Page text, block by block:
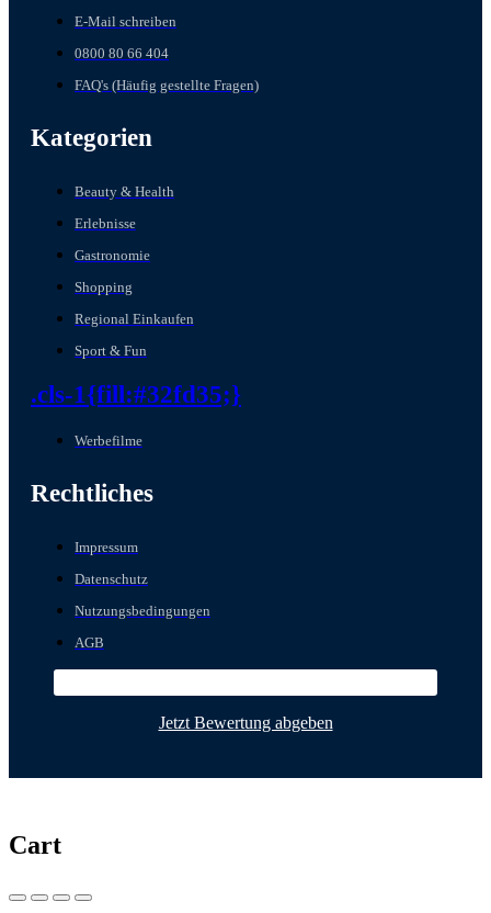
E-Mail schreiben
0800 80 66 404
FAQ's (Häufig gestellte Fragen)
Kategorien
Beauty & Health
Erlebnisse
Gastronomie
Shopping
Regional Einkaufen
Sport & Fun
.cls-1{fill:#32fd35;}
Werbefilme
Rechtliches
Impressum
Datenschutz
Nutzungsbedingungen
AGB
Jetzt Bewertung abgeben
Cart